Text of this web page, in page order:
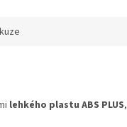
lehkého plastu ABS PLUS